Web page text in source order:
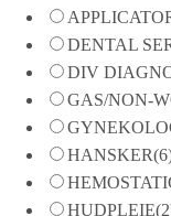
DENTAL
DIV
GAS/NON-
HANSKER
HUDPLEIE